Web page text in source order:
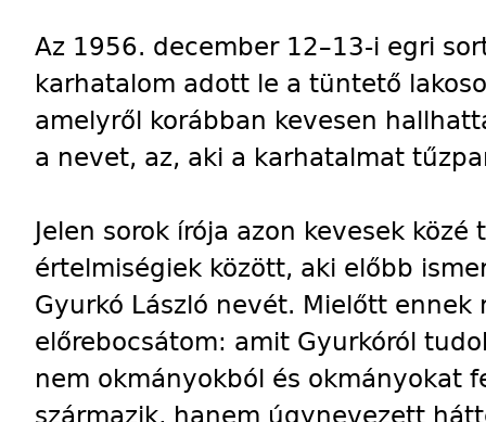
Az 1956. december 12–13-i egri
karhatalom adott le a tüntető
amelyről korábban kevesen
a nevet, az, aki a karhatalmat
Jelen sorok írója azon kevesek
értelmiségiek között, aki előbb
Gyurkó László nevét. Mielőtt
előrebocsátom: amit Gyurkóról
nem okmányokból és okmányokat
származik, hanem úgynevezett